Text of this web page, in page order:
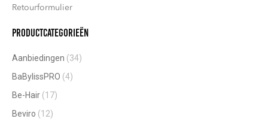
Retourformulier
Productcategorieën
Aanbiedingen (34)
BaBylissPRO (4)
Be-Hair (17)
Beviro (12)